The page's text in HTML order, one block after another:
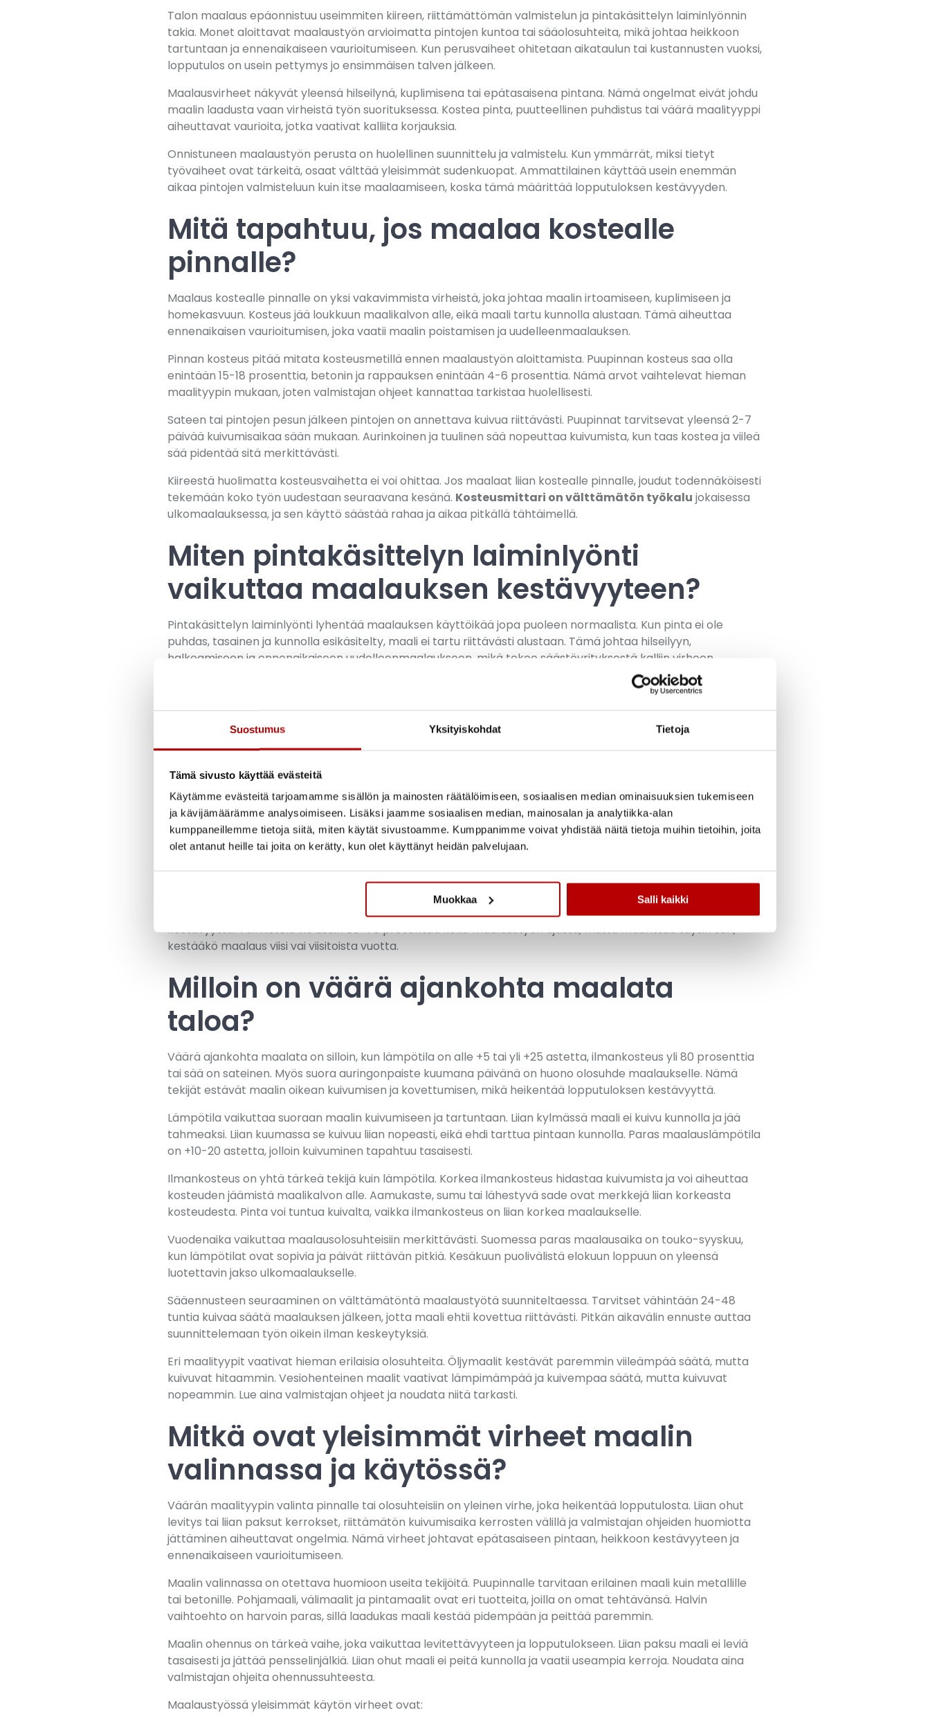
Suostumus Yksityiskohdat Tietoja
Tämä sivusto käyttää evästeitä
Käytämme evästeitä tarjoamamme sisällön ja mainosten räätälöimiseen, sosiaalisen median ominaisuuksien tukemiseen
ja kävijämäärämme analysoimiseen. Lisäksi jaamme sosiaalisen median, mainosalan ja analytiikka-alan
kumppaneillemme tietoja siitä, miten käytät sivustoamme. Kumppanimme voivat yhdistää näitä tietoja muihin tietoihin, joita
olet antanut heille tai joita on kerätty, kun olet käyttänyt heidän palvelujaan.
Muokkaa Salli kaikki
Talon maalaus epäonnistuu useimmiten kiireen, riittämättömän valmistelun ja pintakäsittelyn laiminlyönnin
takia. Monet aloittavat maalaustyön arvioimatta pintojen kuntoa tai sääolosuhteita, mikä johtaa heikkoon
tartuntaan ja ennenaikaiseen vaurioitumiseen. Kun perusvaiheet ohitetaan aikataulun tai kustannusten vuoksi,
lopputulos on usein pettymys jo ensimmäisen talven jälkeen.
Maalausvirheet näkyvät yleensä hilseilynä, kuplimisena tai epätasaisena pintana. Nämä ongelmat eivät johdu
maalin laadusta vaan virheistä työn suorituksessa. Kostea pinta, puutteellinen puhdistus tai väärä maalityyppi
aiheuttavat vaurioita, jotka vaativat kalliita korjauksia.
Onnistuneen maalaustyön perusta on huolellinen suunnittelu ja valmistelu. Kun ymmärrät, miksi tietyt
työvaiheet ovat tärkeitä, osaat välttää yleisimmät sudenkuopat. Ammattilainen käyttää usein enemmän
aikaa pintojen valmisteluun kuin itse maalaamiseen, koska tämä määrittää lopputuloksen kestävyyden.
Mitä tapahtuu, jos maalaa kostealle
pinnalle?
Maalaus kostealle pinnalle on yksi vakavimmista virheistä, joka johtaa maalin irtoamiseen, kuplimiseen ja
homekasvuun. Kosteus jää loukkuun maalikalvon alle, eikä maali tartu kunnolla alustaan. Tämä aiheuttaa
ennenaikaisen vaurioitumisen, joka vaatii maalin poistamisen ja uudelleenmaalauksen.
Pinnan kosteus pitää mitata kosteusmetillä ennen maalaustyön aloittamista. Puupinnan kosteus saa olla
enintään 15-18 prosenttia, betonin ja rappauksen enintään 4-6 prosenttia. Nämä arvot vaihtelevat hieman
maalityypin mukaan, joten valmistajan ohjeet kannattaa tarkistaa huolellisesti.
Sateen tai pintojen pesun jälkeen pintojen on annettava kuivua riittävästi. Puupinnat tarvitsevat yleensä 2-7
päivää kuivumisaikaa sään mukaan. Aurinkoinen ja tuulinen sää nopeuttaa kuivumista, kun taas kostea ja viileä
sää pidentää sitä merkittävästi.
Kiireestä huolimatta kosteusvaihetta ei voi ohittaa. Jos maalaat liian kostealle pinnalle, joudut todennäköisesti
tekemään koko työn uudestaan seuraavana kesänä. Kosteusmittari on välttämätön työkalu jokaisessa
ulkomaalauksessa, ja sen käyttö säästää rahaa ja aikaa pitkällä tähtäimellä.
Miten pintakäsittelyn laiminlyönti
vaikuttaa maalauksen kestävyyteen?
Pintakäsittelyn laiminlyönti lyhentää maalauksen käyttöikää jopa puoleen normaalista. Kun pinta ei ole
puhdas, tasainen ja kunnolla esikäsitelty, maali ei tartu riittävästi alustaan. Tämä johtaa hilseilyyn,
halkeamiseen ja ennenaikaiseen uudelleenmaalaukseen, mikä tekee säästöyrityksestä kalliin virheen.
Puhdistus on ensimmäinen ja tärkein vaihe. Pinnoista on poistettava lika, sammal, home, irtonainen vanha
Vanhan maalin kunto pitää arvioida huolellisesti. Irtonainen ja huonokuntoinen maali on poistettava kokonaan
vaan aiheuttaa nopeaa vaurioitumista.
Erilaiset pinnat vaativat erilaista käsittelyä:
Puupinnattarvitsevat hiontaa, reikien ja halkeamien täyttöä sekä pohjamaalauksen paljaille kohdille
Metallipinnatvaativat ruosteen poiston, karheuttamisen ja erikoispohjamaalin
Pohjamaalaus on välttämätön kaikille paljaille pinnoille. Se parantaa tartuntaa, tasaa imukykyä ja suojaa
alustaa. Pohjamaalin ohittaminen säästää hetken aikaa, mutta heikentää merkittävästi lopputuloksen
kestävyyttä. Valmistelu vie usein 60-70 prosenttia koko maalaustyön ajasta, mutta määrittää täysin sen,
kestääkö maalaus viisi vai viisitoista vuotta.
Milloin on väärä ajankohta maalata
taloa?
Väärä ajankohta maalata on silloin, kun lämpötila on alle +5 tai yli +25 astetta, ilmankosteus yli 80 prosenttia
tai sää on sateinen. Myös suora auringonpaiste kuumana päivänä on huono olosuhde maalaukselle. Nämä
tekijät estävät maalin oikean kuivumisen ja kovettumisen, mikä heikentää lopputuloksen kestävyyttä.
Lämpötila vaikuttaa suoraan maalin kuivumiseen ja tartuntaan. Liian kylmässä maali ei kuivu kunnolla ja jää
tahmeaksi. Liian kuumassa se kuivuu liian nopeasti, eikä ehdi tarttua pintaan kunnolla. Paras maalauslämpötila
on +10-20 astetta, jolloin kuivuminen tapahtuu tasaisesti.
Ilmankosteus on yhtä tärkeä tekijä kuin lämpötila. Korkea ilmankosteus hidastaa kuivumista ja voi aiheuttaa
kosteuden jäämistä maalikalvon alle. Aamukaste, sumu tai lähestyvä sade ovat merkkejä liian korkeasta
kosteudesta. Pinta voi tuntua kuivalta, vaikka ilmankosteus on liian korkea maalaukselle.
Vuodenaika vaikuttaa maalausolosuhteisiin merkittävästi. Suomessa paras maalausaika on touko-syyskuu,
kun lämpötilat ovat sopivia ja päivät riittävän pitkiä. Kesäkuun puolivälistä elokuun loppuun on yleensä
luotettavin jakso ulkomaalaukselle.
Sääennusteen seuraaminen on välttämätöntä maalaustyötä suunniteltaessa. Tarvitset vähintään 24-48
tuntia kuivaa säätä maalauksen jälkeen, jotta maali ehtii kovettua riittävästi. Pitkän aikavälin ennuste auttaa
suunnittelemaan työn oikein ilman keskeytyksiä.
Eri maalityypit vaativat hieman erilaisia olosuhteita. Öljymaalit kestävät paremmin viileämpää säätä, mutta
kuivuvat hitaammin. Vesiohenteinen maalit vaativat lämpimämpää ja kuivempaa säätä, mutta kuivuvat
nopeammin. Lue aina valmistajan ohjeet ja noudata niitä tarkasti.
Mitkä ovat yleisimmät virheet maalin
valinnassa ja käytössä?
Väärän maalityypin valinta pinnalle tai olosuhteisiin on yleinen virhe, joka heikentää lopputulosta. Liian ohut
levitys tai liian paksut kerrokset, riittämätön kuivumisaika kerrosten välillä ja valmistajan ohjeiden huomiotta
jättäminen aiheuttavat ongelmia. Nämä virheet johtavat epätasaiseen pintaan, heikkoon kestävyyteen ja
ennenaikaiseen vaurioitumiseen.
Maalin valinnassa on otettava huomioon useita tekijöitä. Puupinnalle tarvitaan erilainen maali kuin metallille
tai betonille. Pohjamaali, välimaalit ja pintamaalit ovat eri tuotteita, joilla on omat tehtävänsä. Halvin
vaihtoehto on harvoin paras, sillä laadukas maali kestää pidempään ja peittää paremmin.
Maalin ohennus on tärkeä vaihe, joka vaikuttaa levitettävyyteen ja lopputulokseen. Liian paksu maali ei leviä
tasaisesti ja jättää pensselinjälkiä. Liian ohut maali ei peitä kunnolla ja vaatii useampia kerroja. Noudata aina
valmistajan ohjeita ohennus­suhteesta.
Maalaustyössä yleisimmät käytön virheet ovat: